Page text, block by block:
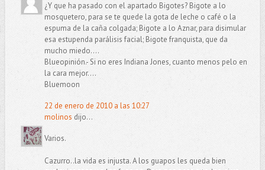
¿Y que ha pasado con el apartado Bigotes? Bigote a lo
mosquetero, para se te quede la gota de leche o café o la
espuma de la caña colgada; Bigote a lo Aznar, para disimular
esa estupenda parálisis facial; Bigote franquista, que da
mucho miedo....
Blueopinión.- Si no eres Indiana Jones, cuanto menos pelo en
la cara mejor....
Bluemoon
22 de enero de 2010 a las 10:27
molinos dijo...
Varios.
Cazurro..la vida es injusta. A los guapos les queda bien